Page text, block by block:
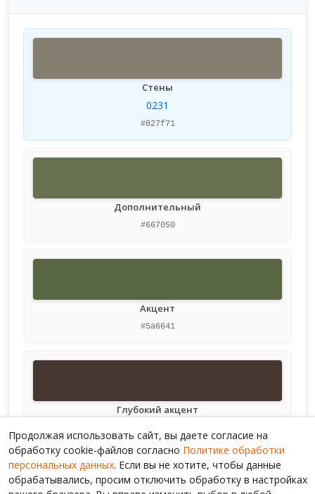
Стены
0231
#827f71
Дополнительный
#667050
Акцент
#5a6641
Глубокий акцент
Продолжая использовать сайт, вы даете согласие на
обработку cookie-файлов согласно Политике обработки
персональных данных. Если вы не хотите, чтобы данные
обрабатывались, просим отключить обработку в настройках